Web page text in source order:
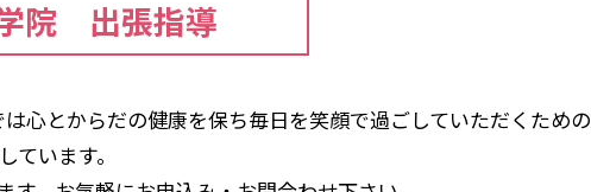
院 出張指導
心とからだの健康を保ち毎日を笑顔で過ごしていただくための
ています。